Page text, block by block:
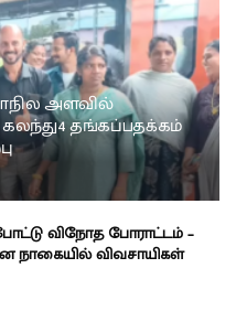
அளவில்
கலந்து4 தங்கப்பதக்கம்
விநோத போராட்டம் –
நாகையில் விவசாயிகள்